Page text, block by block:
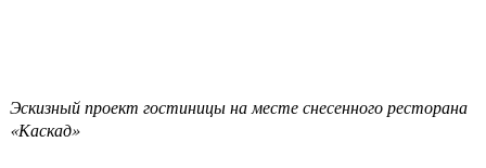
Эскизный проект гостиницы на месте снесенного ресторана
«Каскад»